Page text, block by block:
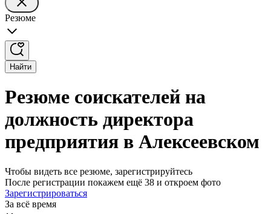
Резюме
Найти
Резюме соискателей на
должность директора
предприятия в Алексеевском
Чтобы видеть все резюме, зарегистрируйтесь
После регистрации покажем ещё 38 и откроем фото
Зарегистрироваться
За всё время